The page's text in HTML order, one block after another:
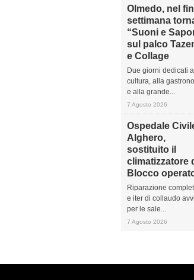
Olmedo, nel
settimana
“Suoni e
sul palco
e Collage
Due giorni dedicati
cultura, alla
e alla grande...
7 Agosto 2026
Ospedale
Alghero,
sostituito il
climatizzatore
Blocco
Riparazione
e iter di collaudo
per le sale...
7 Agosto 2026